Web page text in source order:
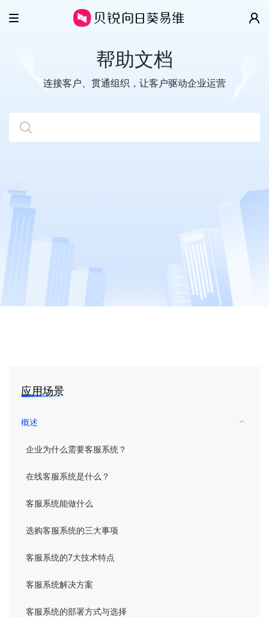
智慧工单
云客服
全渠道
超级看板
开放平台
IT/SSC服务台
售后维保
客户案例
价格
视频演示
关于我们
向日葵易维
域名
智能硬件
企业定制
客户服务
帮助文档
连接客户、贯通组织，让客户驱动企业运营
应用场景
概述
企业为什么需要客服系统？
在线客服系统是什么？
客服系统能做什么
选购客服系统的三大事项
客服系统的7大技术特点
客服系统解决方案
客服系统的部署方式与选择